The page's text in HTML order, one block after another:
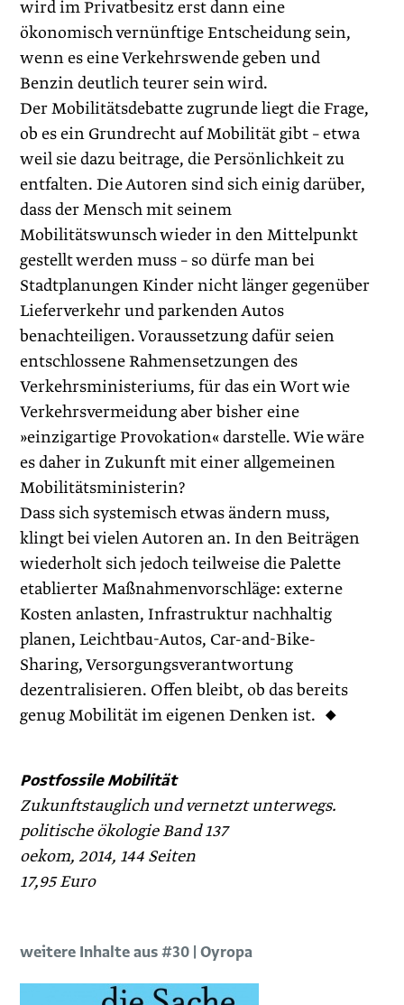
wird im Privatbesitz erst dann eine
ökonomisch vernünftige Entscheidung sein,
wenn es eine Verkehrswende geben und
Benzin deutlich teurer sein wird.
Der Mobilitätsdebatte zugrunde liegt die Frage,
ob es ein Grundrecht auf Mobilität gibt – etwa
weil sie dazu beitrage, die Persönlichkeit zu
entfalten. Die Autoren sind sich einig darüber,
dass der Mensch mit seinem
Mobilitätswunsch wieder in den Mittelpunkt
gestellt werden muss – so dürfe man bei
Stadtplanungen Kinder nicht länger gegenüber
Lieferverkehr und parkenden Autos
benachteiligen. Voraussetzung dafür seien
entschlossene Rahmensetzungen des
Verkehrsministeriums, für das ein Wort wie
Verkehrsvermeidung aber bisher eine
»einzigartige Provokation« darstelle. Wie wäre
es daher in Zukunft mit einer allgemeinen
Mobilitätsministerin?
Dass sich systemisch etwas ändern muss,
klingt bei vielen Autoren an. In den Beiträgen
wiederholt sich jedoch teilweise die Palette
etablierter Maßnahmenvorschläge: externe
Kosten anlasten, Infrastruktur nachhaltig
planen, Leichtbau-Autos, Car-and-Bike-
Sharing, Versorgungsverantwortung
dezentralisieren. Offen bleibt, ob das bereits
genug Mobilität im eigenen Denken ist. ◆
Postfossile Mobilität
Zukunftstauglich und vernetzt unterwegs.
politische ökologie Band 137
oekom, 2014, 144 Seiten
17,95 Euro
weitere Inhalte aus #30 | Oyropa